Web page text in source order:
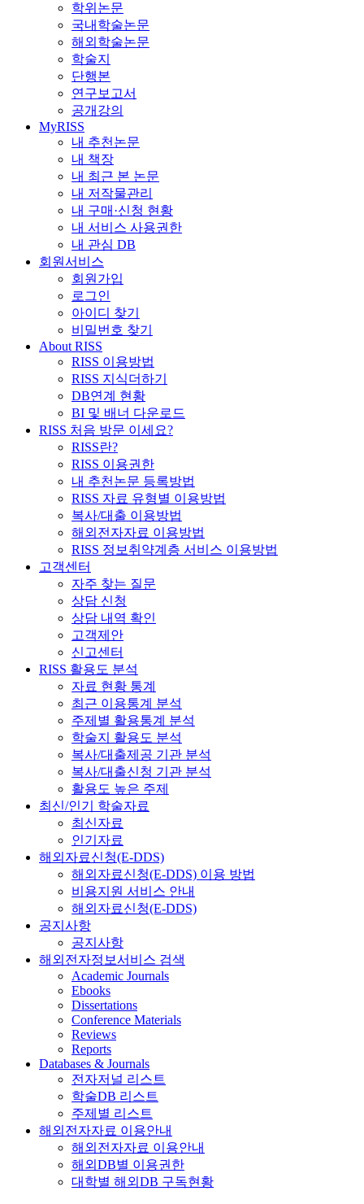
학위논문
국내학술논문
해외학술논문
학술지
단행본
연구보고서
공개강의
MyRISS
내 추천논문
내 책장
내 최근 본 논문
내 저작물관리
내 구매·신청 현황
내 서비스 사용권한
내 관심 DB
회원서비스
회원가입
로그인
아이디 찾기
비밀번호 찾기
About RISS
RISS 이용방법
RISS 지식더하기
DB연계 현황
BI 및 배너 다운로드
RISS 처음 방문 이세요?
RISS란?
RISS 이용권한
내 추천논문 등록방법
RISS 자료 유형별 이용방법
복사/대출 이용방법
해외전자자료 이용방법
RISS 정보취약계층 서비스 이용방법
고객센터
자주 찾는 질문
상담 신청
상담 내역 확인
고객제안
신고센터
RISS 활용도 분석
자료 현황 통계
최근 이용통계 분석
주제별 활용통계 분석
학술지 활용도 분석
복사/대출제공 기관 분석
복사/대출신청 기관 분석
활용도 높은 주제
최신/인기 학술자료
최신자료
인기자료
해외자료신청(E-DDS)
해외자료신청(E-DDS) 이용 방법
비용지원 서비스 안내
해외자료신청(E-DDS)
공지사항
공지사항
해외전자정보서비스 검색
Academic Journals
Ebooks
Dissertations
Conference Materials
Reviews
Reports
Databases & Journals
전자저널 리스트
학술DB 리스트
주제별 리스트
해외전자자료 이용안내
해외전자자료 이용안내
해외DB별 이용권한
대학별 해외DB 구독현황